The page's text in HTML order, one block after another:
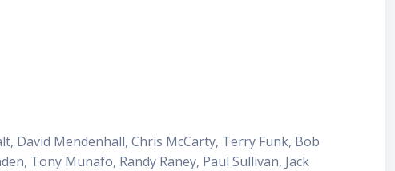
David Mendenhall, Chris McCarty, Terry Funk, Bob
Tony Munafo, Randy Raney, Paul Sullivan, Jack